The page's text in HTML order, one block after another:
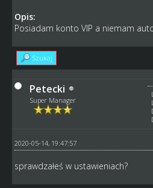
Opis:
Posiadam konto VIP a niemam
Szukaj
Petecki
Super Manager
2020-05-14, 19:47:57
sprawdzałeś w ustawieniach?